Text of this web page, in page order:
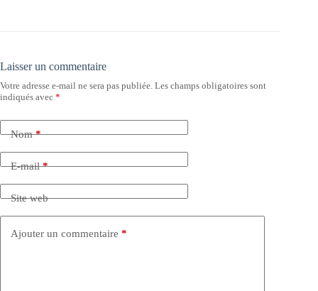
Laisser un commentaire
Votre adresse e-mail ne sera pas publiée. Les champs obligatoires sont
indiqués avec *
Nom*
E-mail*
Site web
Ajouter un commentaire *